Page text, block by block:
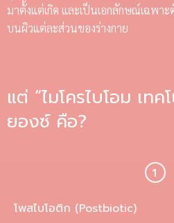
มาตั้งแต่เกิด และเป็นเอกลักษณ์เฉพา
บนผิวแต่ละส่วนของร่างกาย
แต่ “ไมโครไบโอม เทค
ยองซ์ คือ?
โพสไบโอติก (Postbiotic)